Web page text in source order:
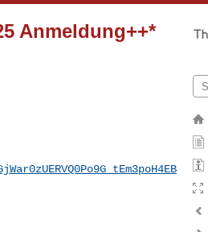
Anmeldung++*